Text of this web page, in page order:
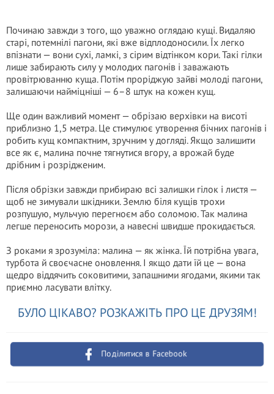
Починаю завжди з того, що уважно оглядаю кущі. Видаляю
старі, потемнілі пагони, які вже відплодоносили. Їх легко
впізнати — вони сухі, ламкі, з сірим відтінком кори. Такі гілки
лише забирають силу у молодих пагонів і заважають
провітрюванню куща. Потім проріджую зайві молоді пагони,
залишаючи найміцніші — 6–8 штук на кожен кущ.
Ще один важливий момент — обрізаю верхівки на висоті
приблизно 1,5 метра. Це стимулює утворення бічних пагонів і
робить кущ компактним, зручним у догляді. Якщо залишити
все як є, малина почне тягнутися вгору, а врожай буде
дрібним і розрідженим.
Після обрізки завжди прибираю всі залишки гілок і листя —
щоб не зимували шкідники. Землю біля кущів трохи
розпушую, мульчую перегноєм або соломою. Так малина
легше переносить морози, а навесні швидше прокидається.
З роками я зрозуміла: малина — як жінка. Їй потрібна увага,
турбота й своєчасне оновлення. І якщо дати їй це — вона
щедро віддячить соковитими, запашними ягодами, якими так
приємно ласувати влітку.
БУЛО ЦІКАВО? РОЗКАЖІТЬ ПРО ЦЕ ДРУЗЯМ!
Поділитися в Facebook